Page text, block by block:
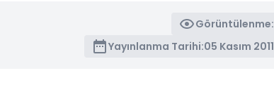
Görüntülenme:
Yayınlanma Tarihi:05 Kasım 2011